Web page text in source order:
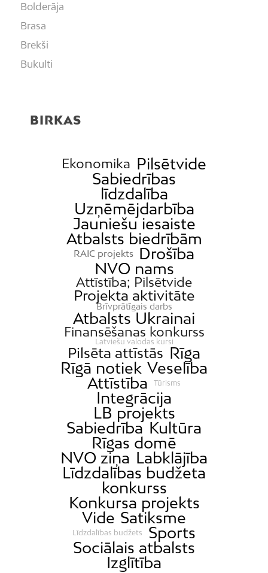
Bolderāja
Brasa
Brekši
Bukulti
Čiekurkalns
Dārzciems
Grīziņkalns
Katlakalns
Kundziņsala
Mangaļsala
Mežaparks
Pētersala-Andrejsala
BIRKAS
Ekonomika Pilsētvide
Sabiedrības
līdzdalība
Uzņēmējdarbība
Jauniešu iesaiste
Atbalsts biedrībām
RAIC projekts
Drošība
NVO nams
Attīstība; Pilsētvide
Projekta aktivitāte
Brīvprātīgais darbs
Atbalsts Ukrainai
Finansēšanas konkurss
Latviešu valodas kursi
Pilsēta attīstās Rīga
Rīgā notiek Veselība
Attīstība
Tūrisms
Integrācija
LB projekts
Sabiedrība Kultūra
Rīgas domē
NVO ziņa Labklājība
Līdzdalības budžeta
konkurss
Konkursa projekts
Vide Satiksme
Līdzdalības budžets
Sports
Sociālais atbalsts
Izglītība